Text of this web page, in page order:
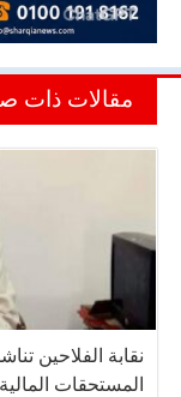
مقالات ذات
نقابة الفلاحين
المستحقات